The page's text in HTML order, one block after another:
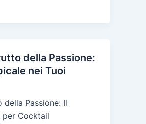
della Passione:
nei Tuoi
Passione: Il
per Cocktail